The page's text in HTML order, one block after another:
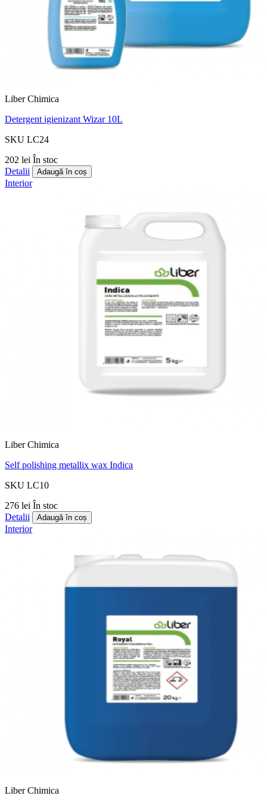
Liber Chimica
Detergent igienizant Wizar 10L
SKU LC24
202 lei În stoc
Detalii
Adaugă în coș
Interior
Liber Chimica
Self polishing metallix wax Indica
SKU LC10
276 lei În stoc
Detalii
Adaugă în coș
Interior
Liber Chimica